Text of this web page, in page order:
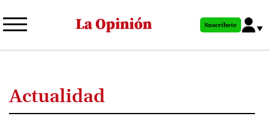
al
principal
Suscríbete
Actualidad